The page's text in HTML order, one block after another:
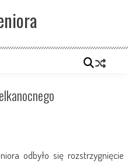
odbyło się rozstrzygnięcie